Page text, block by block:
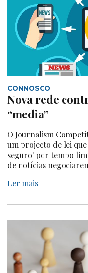
CONNOSCO
Nova rede
“media”
O Journalism
um projecto de lei
seguro' por tempo
de notícias
Ler mais